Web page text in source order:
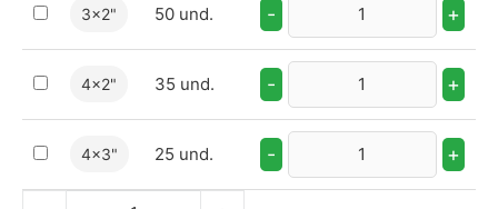
3x2" 50 und. - +
4x2" 35 und. - +
4x3" 25 und. - +
Yee Reducida cantidad